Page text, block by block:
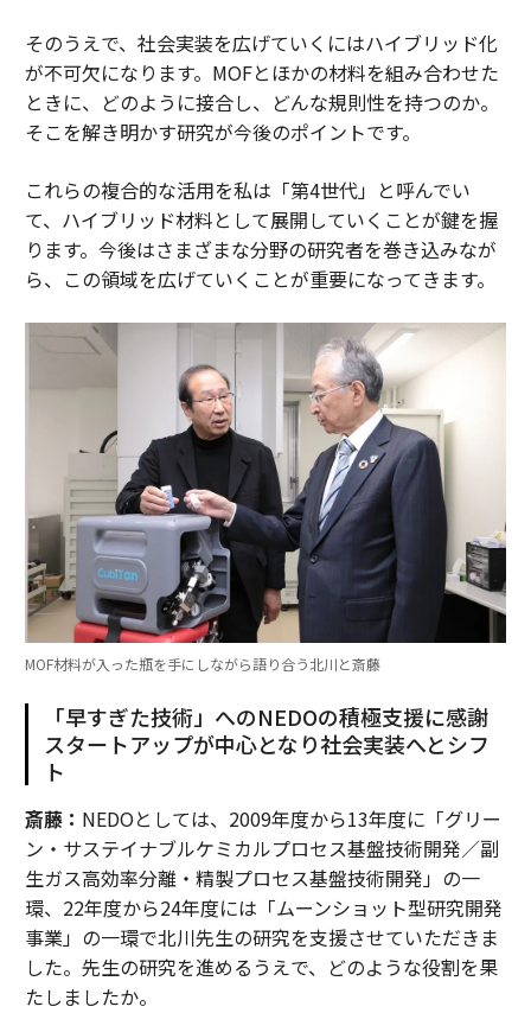
そのうえで、社会実装を広げていくにはハイブリッド化
が不可欠になります。MOFとほかの材料を組み合わせた
ときに、どのように接合し、どんな規則性を持つのか。
そこを解き明かす研究が今後のポイントです。
これらの複合的な活用を私は「第4世代」と呼んでい
て、ハイブリッド材料として展開していくことが鍵を握
ります。今後はさまざまな分野の研究者を巻き込みなが
ら、この領域を広げていくことが重要になってきます。
MOF材料が入った瓶を手にしながら語り合う北川と斎藤
「早すぎた技術」へのNEDOの積極支援に感謝
スタートアップが中心となり社会実装へとシフ
ト
斎藤： NEDOとしては、2009年度から13年度に「グリー
ン・サステイナブルケミカルプロセス基盤技術開発／副
生ガス高効率分離・精製プロセス基盤技術開発」の一
環、22年度から24年度には「ムーンショット型研究開発
事業」の一環で北川先生の研究を支援させていただきま
した。先生の研究を進めるうえで、どのような役割を果
たしましたか。